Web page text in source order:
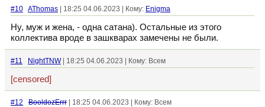
#10 AThomas | 18:25 04.06.2023 | Кому: Enigma
Ну, муж и жена, - одна сатана). Остальные из этого
коллектива вроде в зашкварах замечены не были.
#11 NightTNW| 18:25 04.06.2023 | Кому: Всем
[censored]
#12 BooldozErrr | 18:25 04.06.2023 | Кому: Всем